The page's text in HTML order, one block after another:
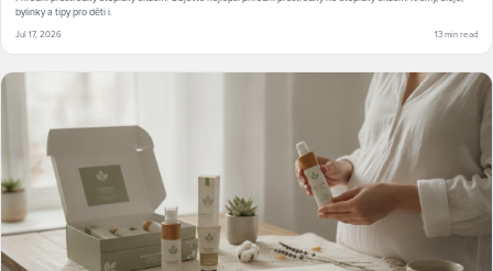
bylinky a tipy pro děti i.
Jul 17, 2026 13 min read